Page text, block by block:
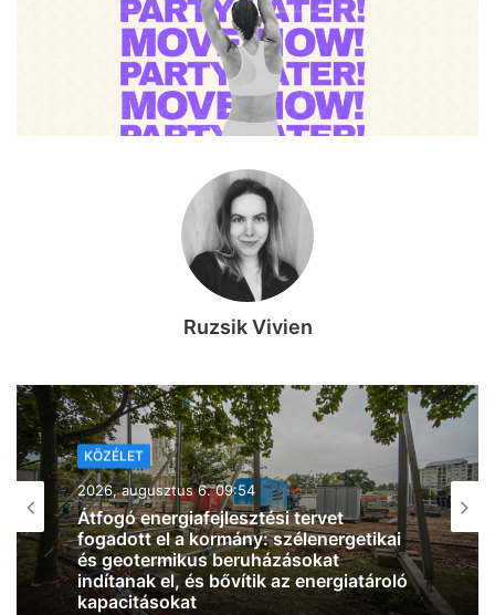
Ruzsik Vivien
KÖZÉLET
2026, augusztus 6. 08:26
Jó hír: már kilenc centit emelkedett a
Duna vízállása, és eső várható az
osztrák vízgyűjtőkön